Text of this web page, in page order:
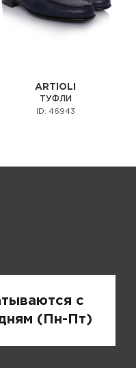
ARTIOLI
ТУФЛИ
ID: 46943
с
(Пн-Пт)